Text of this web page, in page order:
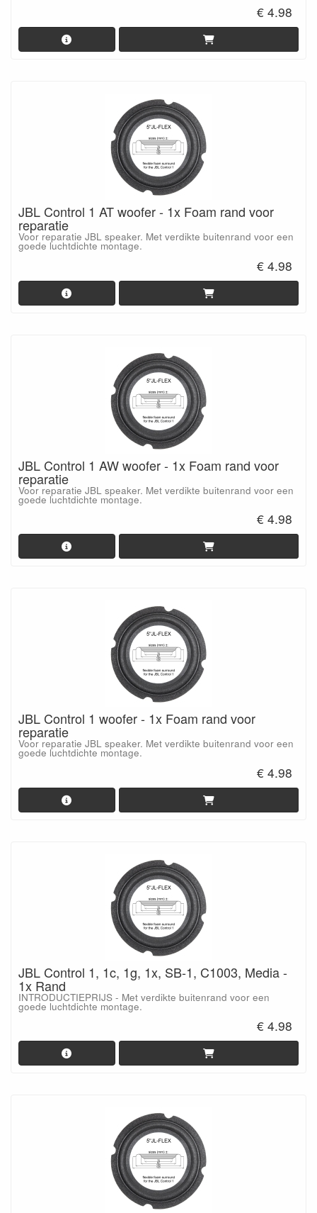
€ 4.98
JBL Control 1 AT woofer - 1x Foam rand voor
reparatie
Voor reparatie JBL speaker. Met verdikte buitenrand voor een
goede luchtdichte montage.
€ 4.98
JBL Control 1 AW woofer - 1x Foam rand voor
reparatie
Voor reparatie JBL speaker. Met verdikte buitenrand voor een
goede luchtdichte montage.
€ 4.98
JBL Control 1 woofer - 1x Foam rand voor
reparatie
Voor reparatie JBL speaker. Met verdikte buitenrand voor een
goede luchtdichte montage.
€ 4.98
JBL Control 1, 1c, 1g, 1x, SB-1, C1003, Media -
1x Rand
INTRODUCTIEPRIJS - Met verdikte buitenrand voor een
goede luchtdichte montage.
€ 4.98